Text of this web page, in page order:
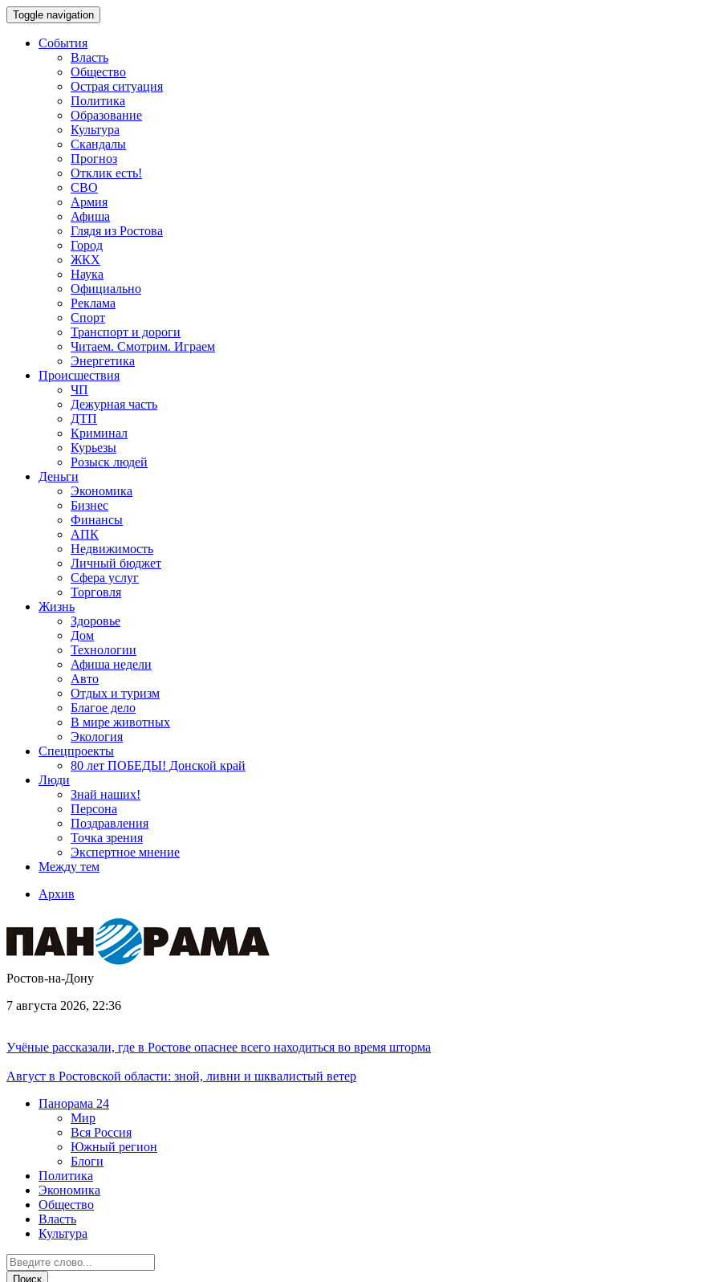
Toggle navigation
События
Власть
Общество
Острая ситуация
Политика
Образование
Культура
Скандалы
Прогноз
Отклик есть!
СВО
Армия
Афиша
Глядя из Ростова
Город
ЖКХ
Наука
Официально
Реклама
Спорт
Транспорт и дороги
Читаем. Смотрим. Играем
Энергетика
Происшествия
ЧП
Дежурная часть
ДТП
Криминал
Курьезы
Розыск людей
Деньги
Экономика
Бизнес
Финансы
АПК
Недвижимость
Личный бюджет
Сфера услуг
Торговля
Жизнь
Здоровье
Дом
Технологии
Афиша недели
Авто
Отдых и туризм
Благое дело
В мире животных
Экология
Спецпроекты
80 лет ПОБЕДЫ! Донской край
Люди
Знай наших!
Персона
Поздравления
Точка зрения
Экспертное мнение
Между тем
Архив
Ростов-на-Дону
7 августа 2026, 22:36
Учёные рассказали, где в Ростове опаснее всего находиться во время шторма
Август в Ростовской области: зной, ливни и шквалистый ветер
Панорама 24
Мир
Вся Россия
Южный регион
Блоги
Политика
Экономика
Общество
Власть
Культура